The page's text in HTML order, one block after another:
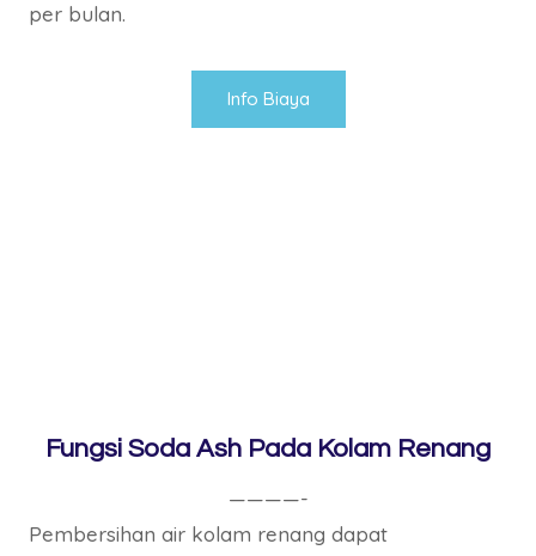
per bulan.
Info Biaya
Fungsi Soda Ash Pada Kolam Renang
————-
Pembersihan air kolam renang dapat